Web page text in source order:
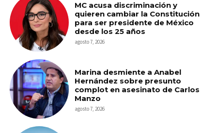
MC acusa discriminación y
quieren cambiar la Constitución
para ser presidente de México
desde los 25 años
agosto 7, 2026
Marina desmiente a Anabel
Hernández sobre presunto
complot en asesinato de Carlos
Manzo
agosto 7, 2026